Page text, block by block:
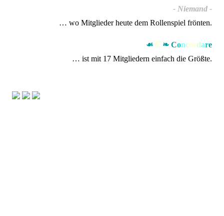
- Niemand -
… wo Mitglieder heute dem Rollenspiel frönten.
☙ ℂ ❧ Concordare
… ist mit 17 Mitgliedern einfach die Größte.